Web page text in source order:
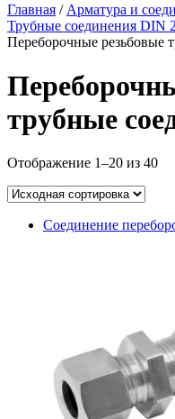
Главная / Арматура и
Трубные соединения DIN
Переборочные резьбовые
трубные
Отображение 1–20 из 40
Соединение